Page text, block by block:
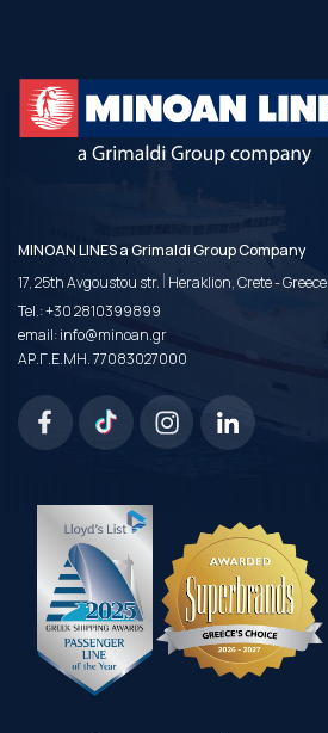
MINOAN LINES a Grimaldi Group Company
17, 25th Avgoustou str. | Heraklion, Crete - Greece
Tel.:+30 2810399899
email:info@minoan.gr
ΑΡ.Γ.Ε.ΜΗ. 77083027000